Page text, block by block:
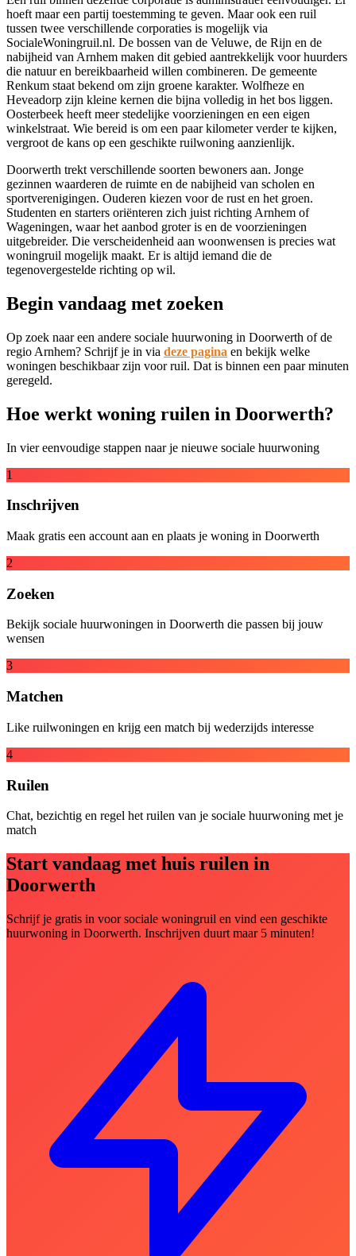
hoeft maar een partij toestemming te geven. Maar ook een ruil
tussen twee verschillende corporaties is mogelijk via
SocialeWoningruil.nl. De bossen van de Veluwe, de Rijn en de
nabijheid van Arnhem maken dit gebied aantrekkelijk voor huurders
die natuur en bereikbaarheid willen combineren. De gemeente
Renkum staat bekend om zijn groene karakter. Wolfheze en
Heveadorp zijn kleine kernen die bijna volledig in het bos liggen.
Oosterbeek heeft meer stedelijke voorzieningen en een eigen
winkelstraat. Wie bereid is om een paar kilometer verder te kijken,
vergroot de kans op een geschikte ruilwoning aanzienlijk.
Doorwerth trekt verschillende soorten bewoners aan. Jonge
gezinnen waarderen de ruimte en de nabijheid van scholen en
sportverenigingen. Ouderen kiezen voor de rust en het groen.
Studenten en starters oriënteren zich juist richting Arnhem of
Wageningen, waar het aanbod groter is en de voorzieningen
uitgebreider. Die verscheidenheid aan woonwensen is precies wat
woningruil mogelijk maakt. Er is altijd iemand die de
tegenovergestelde richting op wil.
Begin vandaag met zoeken
Op zoek naar een andere sociale huurwoning in Doorwerth of de
regio Arnhem? Schrijf je in via deze pagina en bekijk welke
woningen beschikbaar zijn voor ruil. Dat is binnen een paar minuten
geregeld.
Hoe werkt woning ruilen in Doorwerth?
In vier eenvoudige stappen naar je nieuwe sociale huurwoning
1
Inschrijven
Maak gratis een account aan en plaats je woning in Doorwerth
2
Zoeken
Bekijk sociale huurwoningen in Doorwerth die passen bij jouw
wensen
3
Matchen
Like ruilwoningen en krijg een match bij wederzijds interesse
4
Ruilen
Chat, bezichtig en regel het ruilen van je sociale huurwoning met je
match
Start vandaag met huis ruilen in
Doorwerth
Schrijf je gratis in voor sociale woningruil en vind een geschikte
huurwoning in Doorwerth. Inschrijven duurt maar 5 minuten!